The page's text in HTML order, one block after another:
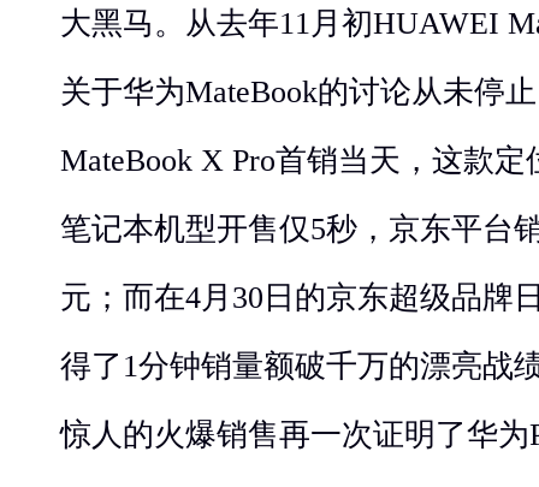
大黑马。从去年11月初HUAWEI
关于华为MateBook的讨论从未停
MateBook X Pro首销当天，这款
笔记本机型开售仅5秒，京东平台
元；而在4月30日的京东超级品牌
得了1分钟销量额破千万的漂亮战
惊人的火爆销售再一次证明了华为